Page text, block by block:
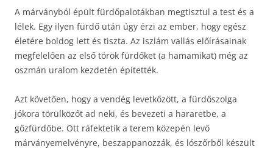
A márványból épült fürdőpalotákban megtisztul a test és a
lélek. Egy ilyen fürdő után úgy érzi az ember, hogy egész
életére boldog lett és tiszta. Az iszlám vallás előírásainak
megfelelően az első török fürdőket (a hamamikat) még az
oszmán uralom kezdetén építették.
Azt követően, hogy a vendég levetkőzött, a fürdőszolga
jókora törülközőt ad neki, és bevezeti a hararetbe, a
gőzfürdőbe. Ott ráfektetik a terem közepén levő
márványemelvényre, beszappanozzák, és lószőrből készült